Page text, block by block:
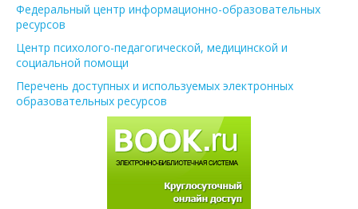
Федеральный центр информационно-образовательных
ресурсов
Центр психолого-педагогической, медицинской и
социальной помощи
Перечень доступных и используемых электронных
образовательных ресурсов